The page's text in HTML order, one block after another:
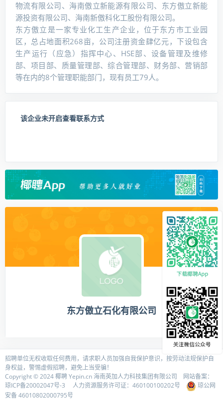
物流有限公司、海南傲立新能源有限公司、东方傲立新能
源投资有限公司、海南新傲科化工股份有限公司。
东方傲立是一家专业化工生产企业，位于东方市工业园
区，总占地面积268亩，公司注册资金肆亿元，下设包含
生产运行（应急）指挥中心、HSE部、设备管理及维修
部、项目部、质量管理部、综合管理部、财务部、营销部
等在内的8个管理职能部门，现有员工79人。
该企业未开启查看联系方式
东方傲立石化有限公司
招聘单位无权收取任何费用，请求职人员加强自我保护意识，按劳动法规保护自
身权益，警惕虚假招聘，避免上当受骗！
Copyright © 2024 椰聘Yepin.cn 海南英加人力科技集团有限公司 网站备案：
琼ICP备20002047号-3
人力资源服务许可证： 460100100202号
琼公网
安备 46010802000795号